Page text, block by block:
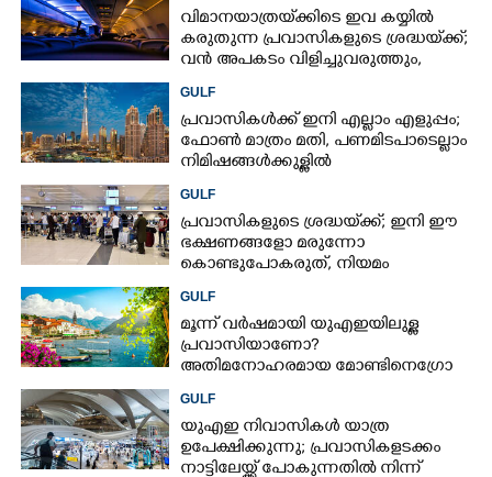
വിമാനയാത്രയ്‌ക്കിടെ ഇവ കയ്യിൽ
കരുതുന്ന പ്രവാസികളുടെ ശ്രദ്ധയ്‌ക്ക്;
വൻ അപകടം വിളിച്ചുവരുത്തും,
സൂക്ഷിക്കൂ
GULF
പ്രവാസികൾക്ക് ഇനി എല്ലാം എളുപ്പം;
ഫോൺ മാത്രം മതി,​ പണമിടപാടെല്ലാം
നിമിഷങ്ങൾക്കുള്ളിൽ
GULF
പ്രവാസികളുടെ ശ്രദ്ധയ്‌ക്ക്; ഇനി ഈ
ഭക്ഷണങ്ങളോ മരുന്നോ
കൊണ്ടുപോകരുത്, നിയമം
കർശനമാക്കി യുഎഇ
GULF
മൂന്ന് വർഷമായി യുഎഇയിലുള്ള
പ്രവാസിയാണോ?
അതിമനോഹരമായ മോണ്ടിനെഗ്രോ
രാജ്യം കാണാൻ സുവർണാവസരം
GULF
യുഎഇ നിവാസികൾ യാത്ര
ഉപേക്ഷിക്കുന്നു; പ്രവാസികളടക്കം
നാട്ടിലേയ്ക്ക് പോകുന്നതിൽ നിന്ന്